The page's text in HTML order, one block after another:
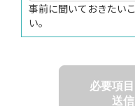
事前に聞いておきたい
い。
必要項
送